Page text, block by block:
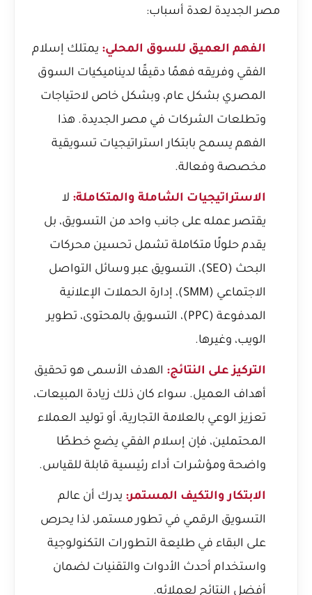
مصر الجديدة لعدة أسباب:
الفهم العميق للسوق المحلي: يمتلك إسلام
الفقي وفريقه فهمًا دقيقًا لديناميكيات السوق
المصري بشكل عام، وبشكل خاص لاحتياجات
وتطلعات الشركات في مصر الجديدة. هذا
الفهم يسمح بابتكار استراتيجيات تسويقية
مخصصة وفعالة.
الاستراتيجيات الشاملة والمتكاملة: لا
يقتصر عمله على جانب واحد من التسويق، بل
يقدم حلولًا متكاملة تشمل تحسين محركات
البحث (SEO)، التسويق عبر وسائل التواصل
الاجتماعي (SMM)، إدارة الحملات الإعلانية
المدفوعة (PPC)، التسويق بالمحتوى، تطوير
الويب، وغيرها.
التركيز على النتائج: الهدف الأسمى هو تحقيق
أهداف العميل. سواء كان ذلك زيادة المبيعات،
تعزيز الوعي بالعلامة التجارية، أو توليد العملاء
المحتملين، فإن إسلام الفقي يضع خططًا
واضحة ومؤشرات أداء رئيسية قابلة للقياس.
الابتكار والتكيف المستمر: يدرك أن عالم
التسويق الرقمي في تطور مستمر، لذا يحرص
على البقاء في طليعة التطورات التكنولوجية
واستخدام أحدث الأدوات والتقنيات لضمان
أفضل النتائج لعملائه.